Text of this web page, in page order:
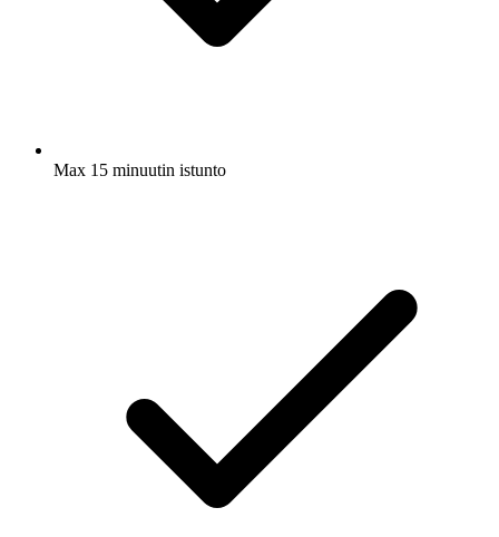
Max 15 minuutin istunto